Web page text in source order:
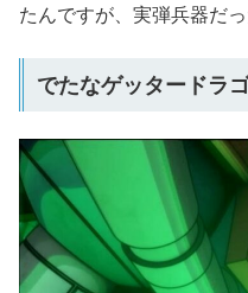
たんですが、実弾兵器だ
でたなゲッタードラ